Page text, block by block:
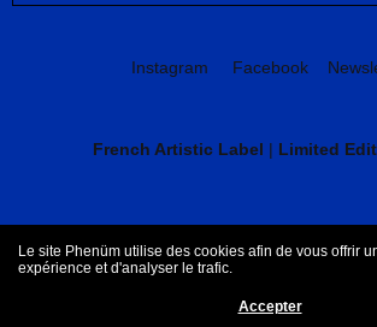
Instagram Facebook
French Artistic Label | Limited
CGV Mentions légales
Le site Phenüm utilise des cookies afin de vous offrir
expérience et d'analyser le trafic.
Accepter